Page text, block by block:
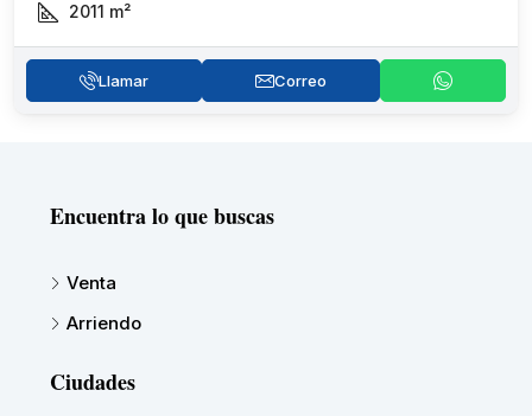
2011 m²
Llamar Correo
Encuentra lo que buscas
Venta
Arriendo
Ciudades